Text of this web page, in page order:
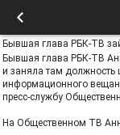
Бывшая глава РБК-ТВ
Бывшая глава РБК-ТВ
и заняла там должность
информационного
пресс-службу
На Общественном ТВ